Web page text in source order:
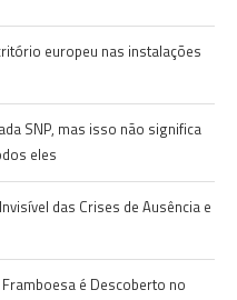
europeu nas instalações
SNP, mas isso não significa
eles
das Crises de Ausência e
é Descoberto no